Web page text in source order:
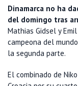
Dinamarca no ha
del domingo tras
Mathias Gidsel y
campeona del
la segunda parte.
El combinado de